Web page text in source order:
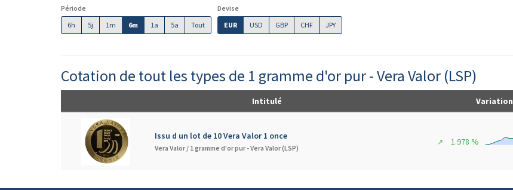
Période
6h
5j 1m 6m 1a 5a Tout
Devise
EUR
USD GBP CHF JPY
Cotation de tout les types de 1 gramme d'or pur - Vera Valor (LSP)
Intitulé Variation
Issu d un lot de 10 Vera Valor 1 once
Vera Valor / 1 gramme d'or pur - Vera Valor (LSP)
↗ 1.978 %